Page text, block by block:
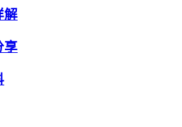
解
享